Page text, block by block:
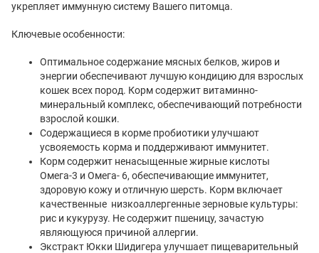
укрепляет иммунную систему Вашего питомца.
Ключевые особенности:
Оптимальное содержание мясных белков, жиров и
энергии обеспечивают лучшую кондицию для взрослых
кошек всех пород. Корм содержит витаминно-
минеральный комплекс, обеспечивающий потребности
взрослой кошки.
Содержащиеся в корме пробиотики улучшают
усвояемость корма и поддерживают иммунитет.
Корм содержит ненасыщенные жирные кислоты
Омега-3 и Омега- 6, обеспечивающие иммунитет,
здоровую кожу и отличную шерсть. Корм включает
качественные низкоаллергенные зерновые культуры:
рис и кукурузу. Не содержит пшеницу, зачастую
являющуюся причиной аллергии.
Экстракт Юкки Шидигера улучшает пищеварительный